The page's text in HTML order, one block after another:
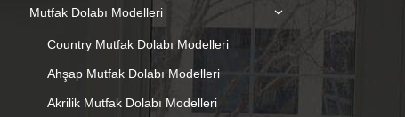
Mutfak Dolabı Modelleri
Country Mutfak Dolabı Modelleri
Ahşap Mutfak Dolabı Modelleri
Akrilik Mutfak Dolabı Modelleri